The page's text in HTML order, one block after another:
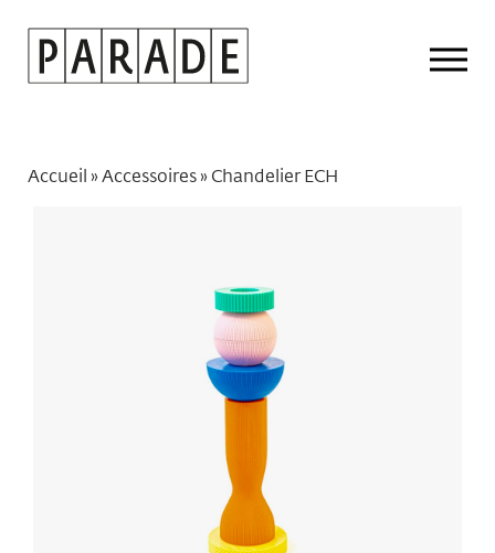
Accueil »Accessoires»Chandelier ECH